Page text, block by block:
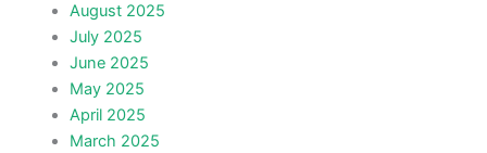
August 2025
July 2025
June 2025
May 2025
April 2025
March 2025